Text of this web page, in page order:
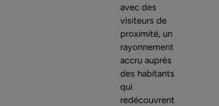
avec des
visiteurs de
proximité, un
rayonnement
accru auprès
des habitants
qui
redécouvrent